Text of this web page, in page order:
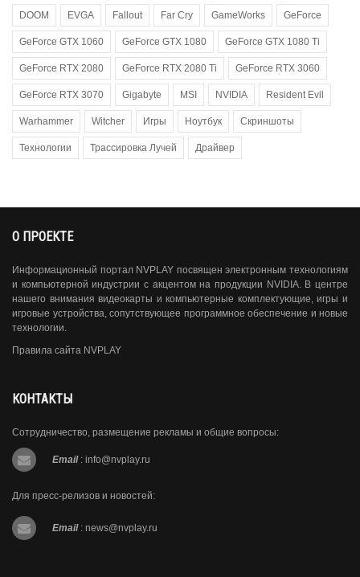
DOOM EVGA Fallout Far Cry GameWorks GeForce
GeForce GTX 1060 GeForce GTX 1080 GeForce GTX 1080 Ti
GeForce RTX 2080 GeForce RTX 2080 Ti GeForce RTX 3060
GeForce RTX 3070 Gigabyte MSI NVIDIA Resident Evil
Warhammer Witcher Игры Ноутбук Скриншоты
Технологии Трассировка Лучей Драйвер
О ПРОЕКТЕ
Информационный портал NVPLAY посвящен электронным технологиям
и компьютерной индустрии с акцентом на продукции NVIDIA. В центре
нашего внимания видеокарты и компьютерные комплектующие, игры и
игровые устройства, сопутствующее программное обеспечение и новые
технологии.
Правила сайта NVPLAY
КОНТАКТЫ
Сотрудничество, размещение рекламы и общие вопросы:
Email : info@nvplay.ru
Для пресс-релизов и новостей:
Email : news@nvplay.ru